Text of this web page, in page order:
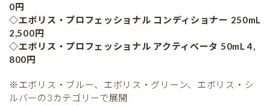
0円
◇エボリス・プロフェッショナル コンディショナー 250mL
2,500円
◇エボリス・プロフェッショナル アクティベータ 50mL 4,
800円
※エボリス・ブルー、エボリス・グリーン、エボリス・シ
ルバーの3カテゴリーで展開